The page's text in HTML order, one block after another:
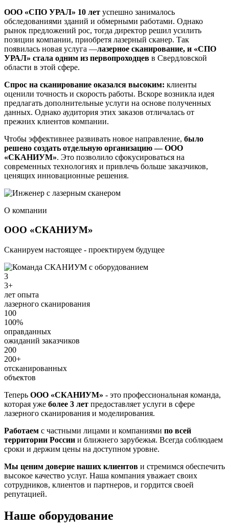
ООО «СПО УРАЛ» 10 лет успешно занималось
обследованиями зданий и обмерными работами. Однако
рынок предложений рос, тогда директор решил усилить
позиции компании, приобретя лазерный сканер. Так
появилась новая услуга —лазерное сканирование, и «СПО
УРАЛ» стала одним из первопроходцев в Свердловской
области в этой сфере.
Спрос на сканирование оказался высоким: клиенты
оценили точность и скорость работы. Вскоре возникла идея
предлагать дополнительные услуги на основе полученных
данных. Однако аудитория этих заказов отличалась от
прежних клиентов компании.
Чтобы эффективнее развивать новое направление, было
решено создать отдельную организацию — ООО
«СКАНИУМ». Это позволило сфокусироваться на
современных технологиях и привлечь больше заказчиков,
ценящих инновационные решения.
О компании
ООО «СКАНИУМ»
Сканируем настоящее - проектируем будущее
3
3+
лет опыта
лазерного сканирования
100
100%
оправданных
ожиданий заказчиков
200
200+
отсканированных
объектов
Теперь ООО «СКАНИУМ» - это профессиональная команда,
которая уже более 3 лет предоставляет услуги в сфере
лазерного сканирования и моделирования.
Работаем с частными лицами и компаниями по всей
территории России и ближнего зарубежья. Всегда соблюдаем
сроки и держим цены на доступном уровне.
Мы ценим доверие наших клиентов и стремимся обеспечить
высокое качество услуг. Наша компания уважает своих
сотрудников, клиентов и партнеров, и гордится своей
репутацией.
Наше оборудование